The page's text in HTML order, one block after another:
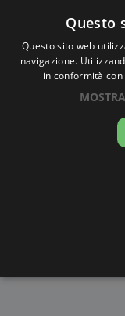
Questo
Questo sito web
navigazione.
in conformità